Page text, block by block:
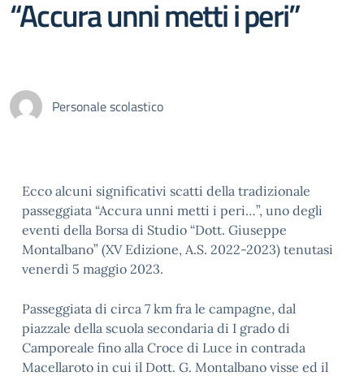
“Accura unni metti i peri”
Personale scolastico
Ecco alcuni significativi scatti della tradizionale
passeggiata “Accura unni metti i peri…”, uno degli
eventi della Borsa di Studio “Dott. Giuseppe
Montalbano” (XV Edizione, A.S. 2022-2023) tenutasi
venerdì 5 maggio 2023.
Passeggiata di circa 7 km fra le campagne, dal
piazzale della scuola secondaria di I grado di
Camporeale fino alla Croce di Luce in contrada
Macellaroto in cui il Dott. G. Montalbano visse ed il